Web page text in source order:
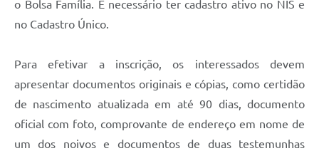
o Bolsa Família. É necessário ter cadastro ativo no NIS e
no Cadastro Único.
Para efetivar a inscrição, os interessados devem
apresentar documentos originais e cópias, como certidão
de nascimento atualizada em até 90 dias, documento
oficial com foto, comprovante de endereço em nome de
um dos noivos e documentos de duas testemunhas